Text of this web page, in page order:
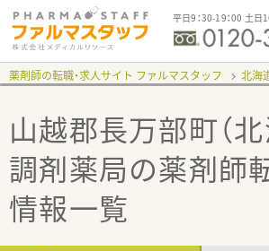
平日9：30-19：00 土日
薬剤師の転職・求人サイト ファルマスタッフ 北海
山越郡長万部町（北
調剤薬局の薬剤師
情報一覧